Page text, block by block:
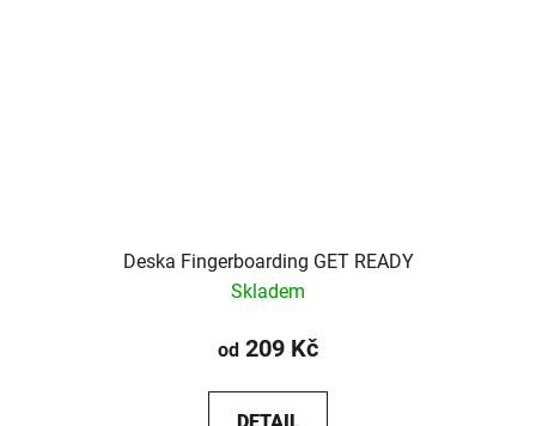
Deska Fingerboarding GET READY
Skladem
od 209 Kč